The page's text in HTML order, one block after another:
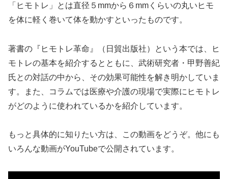
「ヒモトレ」とは直径５mmから６mmくらいの丸いヒモ
を体に軽く巻いて体を動かすといったものです。
著書の『ヒモトレ革命』（日貿出版社）という本では、ヒ
モトレの基本を紹介するとともに、武術研究者・甲野善紀
氏との対話の中から、その効果可能性を解き明かしていま
す。また、コラムでは医療や介護の現場で実際にヒモトレ
がどのように使われているかを紹介しています。
もっと具体的に知りたい方は、この動画をどうぞ。他にも
いろんな動画がYouTubeで公開されています。